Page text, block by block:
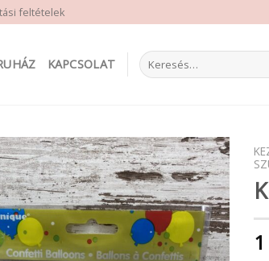
feltételek
KAPCSOLAT
Keresés
a